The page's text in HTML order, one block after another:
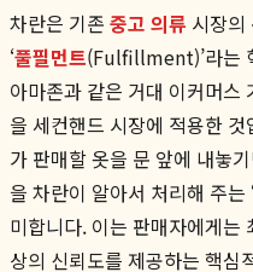
차란은 기존 중고 의류 시장의
‘풀필먼트(Fulfillment)’라는
아마존과 같은 거대 이커머스
을 세컨핸드 시장에 적용한 것
가 판매할 옷을 문 앞에 내놓
을 차란이 알아서 처리해 주
미합니다. 이는 판매자에게는
상의 신뢰도를 제공하는 핵심